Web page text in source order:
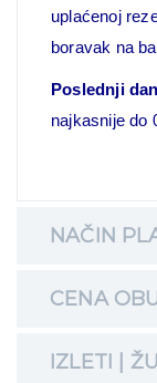
uplaćenoj
boravak na
Poslednji
najkasnije do
NAČIN
CENA
IZLETI |